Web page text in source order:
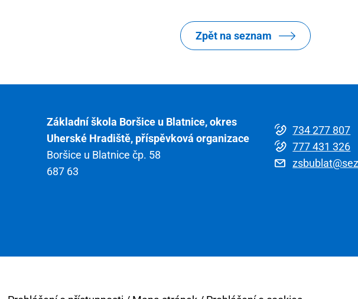
Zpět na seznam
Základní škola Boršice u Blatnice, okres
Uherské Hradiště, příspěvková organizace
Boršice u Blatnice čp. 58
687 63
734 277 807
777 431 326